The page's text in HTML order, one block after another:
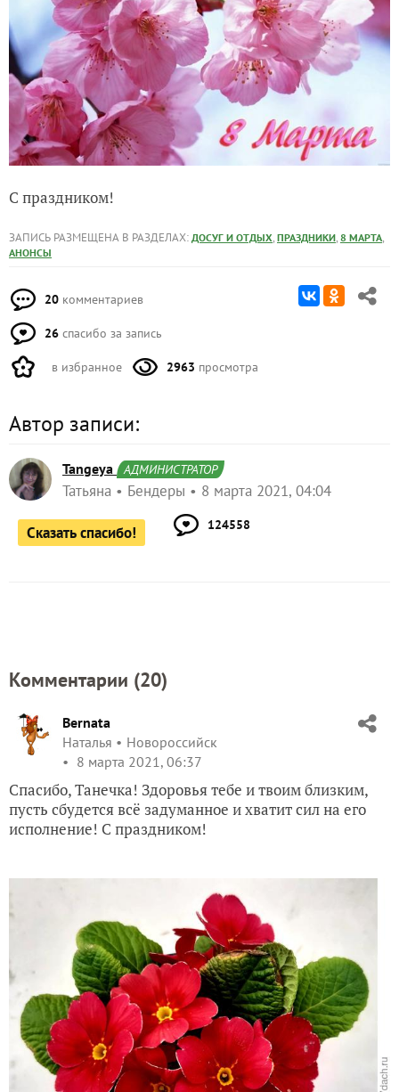
С праздником!
ЗАПИСЬ РАЗМЕЩЕНА В РАЗДЕЛАХ: ДОСУГ И ОТДЫХ, ПРАЗДНИКИ, 8 МАРТА,
АНОНСЫ
20 комментариев
26 спасибо за запись
в избранное 2963 просмотра
Автор записи:
Tangeya АДМИНИСТРАТОР
Татьяна Бендеры 8 марта 2021, 04:04
Сказать спасибо! 124558
Комментарии (20)
Bernata
Наталья
Новороссийск
8 марта 2021, 06:37
Спасибо, Танечка! Здоровья тебе и твоим близким,
пусть сбудется всё задуманное и хватит сил на его
исполнение! С праздником!